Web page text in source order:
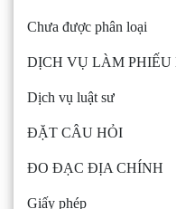
Chưa được phân loại
DỊCH VỤ LÀM PHIẾU
Dịch vụ luật sư
ĐẶT CÂU HỎI
ĐO ĐẠC ĐỊA CHÍNH
Giấy phép